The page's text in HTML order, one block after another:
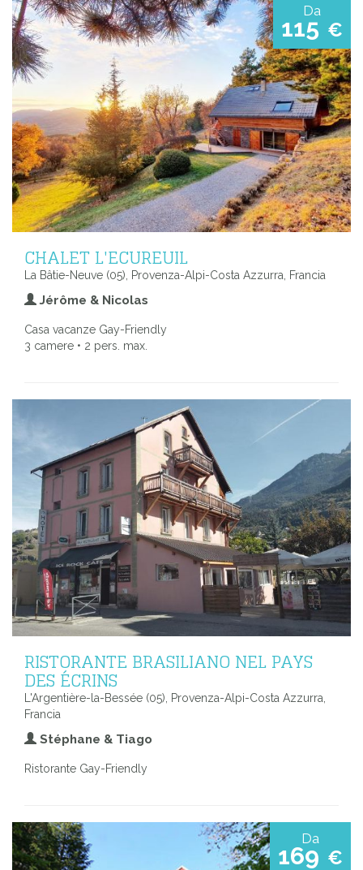
Da
115 €
CHALET L'ECUREUIL
La Bâtie-Neuve (05), Provenza-Alpi-Costa Azzurra, Francia
Jérôme & Nicolas
Casa vacanze Gay-Friendly
3 camere • 2 pers. max.
RISTORANTE BRASILIANO NEL PAYS
DES ÉCRINS
L'Argentière-la-Bessée (05), Provenza-Alpi-Costa Azzurra,
Francia
Stéphane & Tiago
Ristorante Gay-Friendly
Da
169 €